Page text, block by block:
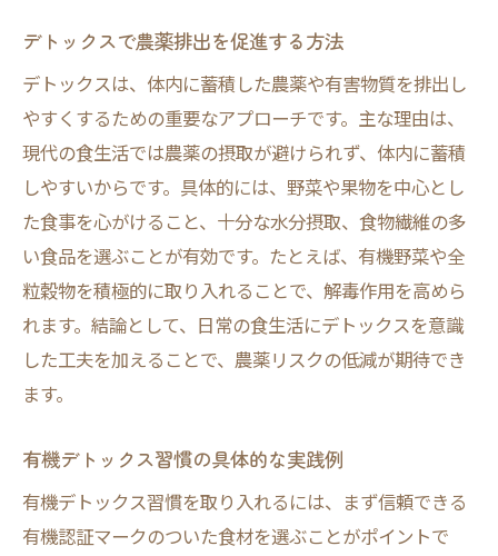
デトックスで農薬排出を促進する方法
デトックスは、体内に蓄積した農薬や有害物質を排出し
やすくするための重要なアプローチです。主な理由は、
現代の食生活では農薬の摂取が避けられず、体内に蓄積
しやすいからです。具体的には、野菜や果物を中心とし
た食事を心がけること、十分な水分摂取、食物繊維の多
い食品を選ぶことが有効です。たとえば、有機野菜や全
粒穀物を積極的に取り入れることで、解毒作用を高めら
れます。結論として、日常の食生活にデトックスを意識
した工夫を加えることで、農薬リスクの低減が期待でき
ます。
有機デトックス習慣の具体的な実践例
有機デトックス習慣を取り入れるには、まず信頼できる
有機認証マークのついた食材を選ぶことがポイントで